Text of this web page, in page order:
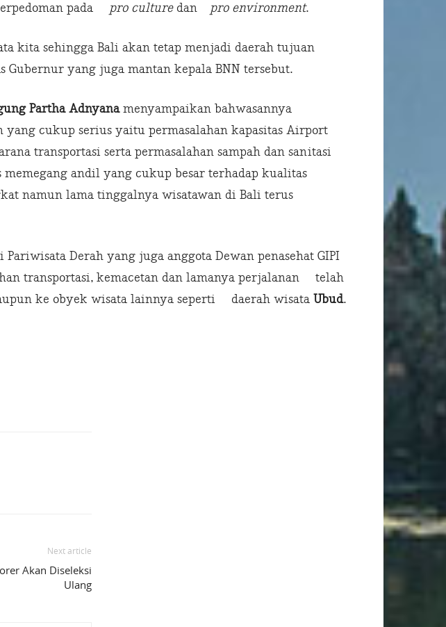
pada pro culture dan pro environment.
kita sehingga Bali akan tetap menjadi daerah tujuan
Gubernur yang juga mantan kepala BNN tersebut.
Partha Adnyanamenyampaikan bahwasannya
cukup serius yaitu permasalahan kapasitas Airport
transportasi serta permasalahan sampah dan sanitasi
andil yang cukup besar terhadap kualitas
namun lama tinggalnya wisatawan di Bali terus
Derah yang juga anggota Dewan penasehat GIPI
transportasi, kemacetan dan lamanya perjalanan telah
ke obyek wisata lainnya seperti daerah wisata Ubud.
Next article
Akan Diseleksi
Ulang